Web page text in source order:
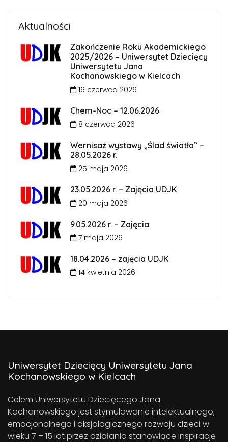
Aktualności
Zakończenie Roku Akademickiego
2025/2026 – Uniwersytet Dziecięcy
Uniwersytetu Jana
Kochanowskiego w Kielcach
16 czerwca 2026
Chem-Noc – 12.06.2026
8 czerwca 2026
Wernisaż wystawy „Ślad światła” –
28.05.2026 r.
25 maja 2026
23.05.2026 r. – Zajęcia UDJK
20 maja 2026
9.05.2026 r. – Zajęcia
7 maja 2026
18.04.2026 – zajęcia UDJK
14 kwietnia 2026
Uniwersytet Dziecięcy Uniwersytetu Jana
Kochanowskiego w Kielcach
Celem Uniwersytetu Dziecięcego Jana
Kochanowskiego jest stymulowanie intelektualnego,
emocjonalnego i aksjologicznego rozwoju dzieci w
wieku 7 – 15 lat przez działania stanowiące inspirację